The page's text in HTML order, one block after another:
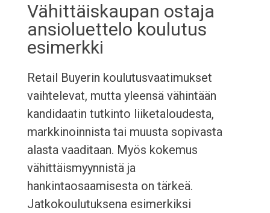
Vähittäiskaupan ostaja
ansioluettelo koulutus
esimerkki
Retail Buyerin koulutusvaatimukset
vaihtelevat, mutta yleensä vähintään
kandidaatin tutkinto liiketaloudesta,
markkinoinnista tai muusta sopivasta
alasta vaaditaan. Myös kokemus
vähittäismyynnistä ja
hankintaosaamisesta on tärkeä.
Jatkokoulutuksena esimerkiksi